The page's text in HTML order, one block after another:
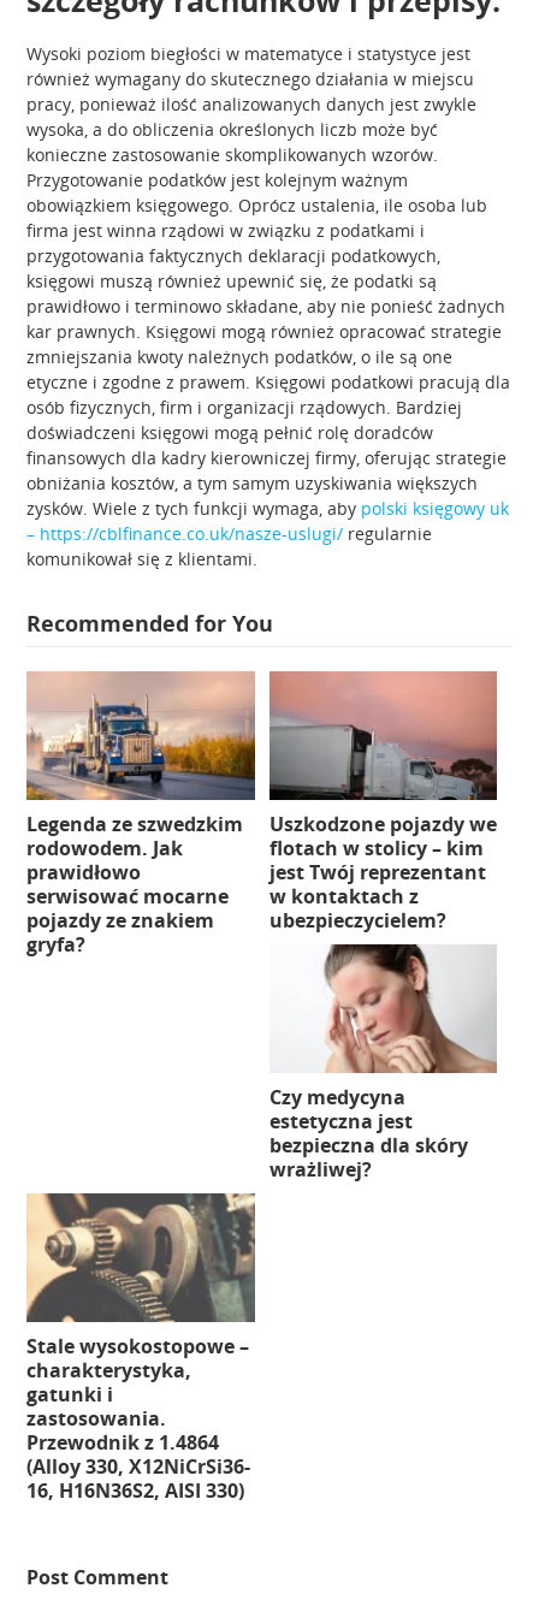
Wysoki poziom biegłości w matematyce i statystyce jest
również wymagany do skutecznego działania w miejscu
pracy, ponieważ ilość analizowanych danych jest zwykle
wysoka, a do obliczenia określonych liczb może być
konieczne zastosowanie skomplikowanych wzorów.
Przygotowanie podatków jest kolejnym ważnym
obowiązkiem księgowego. Oprócz ustalenia, ile osoba lub
firma jest winna rządowi w związku z podatkami i
przygotowania faktycznych deklaracji podatkowych,
księgowi muszą również upewnić się, że podatki są
prawidłowo i terminowo składane, aby nie ponieść żadnych
kar prawnych. Księgowi mogą również opracować strategie
zmniejszania kwoty należnych podatków, o ile są one
etyczne i zgodne z prawem. Księgowi podatkowi pracują dla
osób fizycznych, firm i organizacji rządowych. Bardziej
doświadczeni księgowi mogą pełnić rolę doradców
finansowych dla kadry kierowniczej firmy, oferując strategie
obniżania kosztów, a tym samym uzyskiwania większych
zysków. Wiele z tych funkcji wymaga, aby polski księgowy uk
– https://cblfinance.co.uk/nasze-uslugi/ regularnie
komunikował się z klientami.
Recommended for You
Legenda ze szwedzkim
rodowodem. Jak
prawidłowo
serwisować mocarne
pojazdy ze znakiem
gryfa?
Uszkodzone pojazdy we
flotach w stolicy – kim
jest Twój reprezentant
w kontaktach z
ubezpieczycielem?
Czy medycyna
estetyczna jest
bezpieczna dla skóry
wrażliwej?
Stale wysokostopowe –
charakterystyka,
gatunki i
zastosowania.
Przewodnik z 1.4864
(Alloy 330, X12NiCrSi36-
16, H16N36S2, AISI 330)
Post Comment